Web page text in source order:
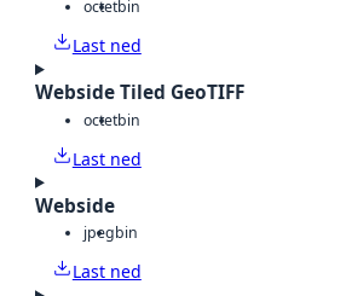
octetbin
Last ned
Webside Tiled GeoTIFF
octetbin
Last ned
Webside
jpegbin
Last ned